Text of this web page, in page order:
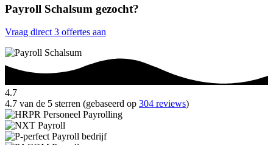
Payroll Schalsum gezocht?
Vraag direct 3 offertes aan
4.7
4.7 van de 5 sterren (gebaseerd op 304 reviews)